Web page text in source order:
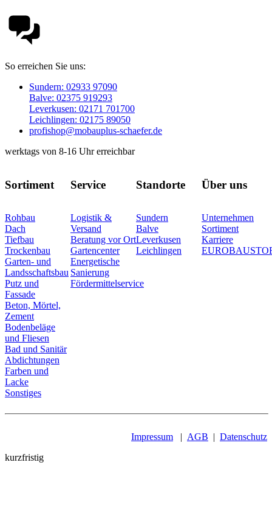
So erreichen Sie uns:
Sundern: 02933 97090
Balve: 02375 919293
Leverkusen: 02171 701700
Leichlingen: 02175 89050
profishop@mobauplus-schaefer.de
werktags von 8-16 Uhr erreichbar
Sortiment
Rohbau
Dach
Tiefbau
Trockenbau
Garten- und
Landsschaftsbau
Putz und
Fassade
Beton, Mörtel,
Zement
Bodenbeläge
und Fliesen
Bad und Sanitär
Abdichtungen
Farben und
Lacke
Sonstiges
Service
Logistik &
Versand
Beratung vor Ort
Gartencenter
Energetische
Sanierung
Fördermittelservice
Standorte
Sundern
Balve
Leverkusen
Leichlingen
Über uns
Unternehmen
Sortiment
Karriere
Impressum | AGB | Datenschutz
kurzfristig